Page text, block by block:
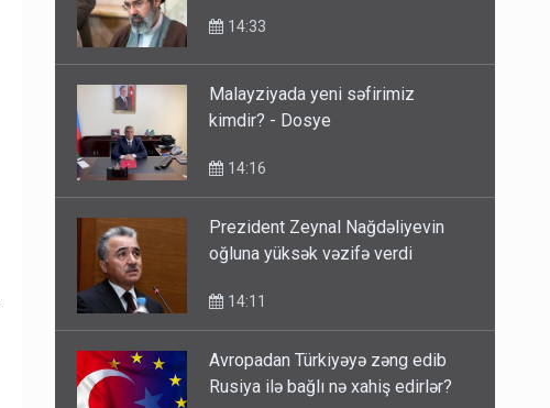
14:33
Malayziyada yeni səfirimiz
kimdir? - Dosye
14:16
Prezident Zeynal Nağdəliyevin
oğluna yüksək vəzifə verdi
14:11
Avropadan Türkiyəyə zəng edib
Rusiya ilə bağlı nə xahiş edirlər?